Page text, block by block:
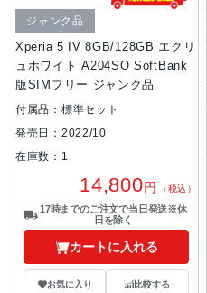
Xperia 5 IV 8GB/128GB エクリ
ュホワイト A204SO SoftBank
版SIMフリー ジャンク品
ジャンク品
付属品：標準セット
発売日：2022/10
在庫数：1
14,800円 （税込）
17時までのご注文で当日発送※休
日を除く
カートに入れる
お気に入り 比較する